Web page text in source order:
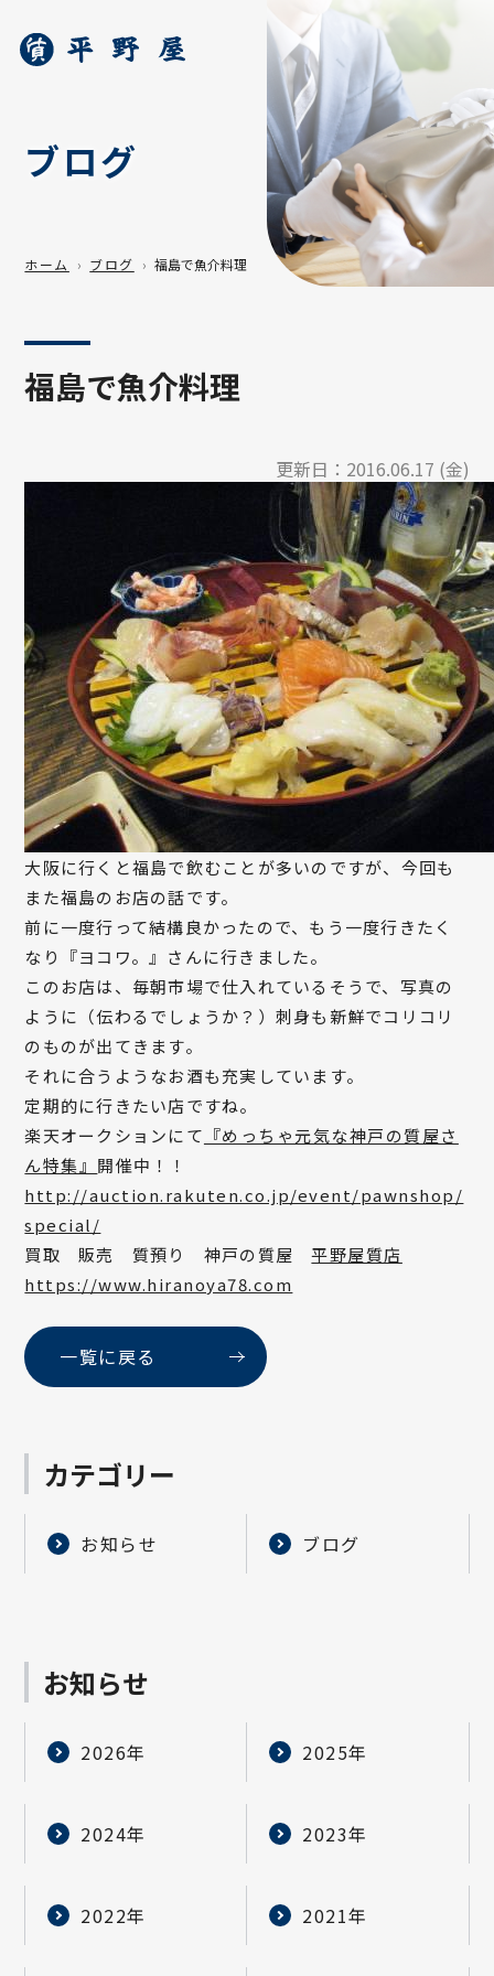
ブログ
ホーム ブログ 福島で魚介料理
福島で魚介料理
更新日： 2016.06.17 (金)
大阪に行くと福島で飲むことが多いのですが、今回も
また福島のお店の話です。
前に一度行って結構良かったので、もう一度行きたく
なり『ヨコワ。』さんに行きました。
このお店は、毎朝市場で仕入れているそうで、写真の
ように（伝わるでしょうか？）刺身も新鮮でコリコリ
のものが出てきます。
それに合うようなお酒も充実しています。
定期的に行きたい店ですね。
楽天オークションにて 『めっちゃ元気な神戸の質屋さ
ん特集』 開催中！！
http://auction.rakuten.co.jp/event/pawnshop/
special/
買取 販売 質預り 神戸の質屋平野屋質店
https://www.hiranoya78.com
一覧に戻る
カテゴリー
お知らせ ブログ
お知らせ
2026年 2025年
2024年 2023年
2022年 2021年